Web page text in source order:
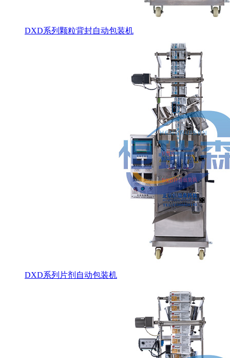
DXD系列颗粒背封自动包装机
DXD系列片剂自动包装机